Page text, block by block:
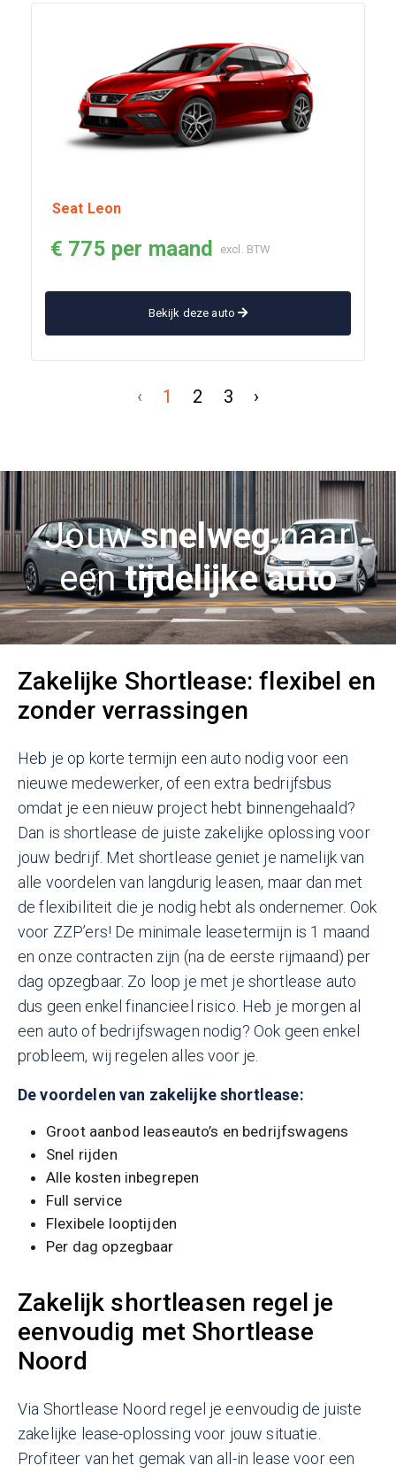
Seat Leon
€ 775 per maand excl. BTW
Bekijk deze auto
‹ 1 2 3 ›
Jouwsnelwegnaar
eentijdelijke auto
Zakelijke Shortlease: flexibel en
zonder verrassingen
Heb je op korte termijn een auto nodig voor een
nieuwe medewerker, of een extra bedrijfsbus
omdat je een nieuw project hebt binnengehaald?
Dan is shortlease de juiste zakelijke oplossing voor
jouw bedrijf. Met shortlease geniet je namelijk van
alle voordelen van langdurig leasen, maar dan met
de flexibiliteit die je nodig hebt als ondernemer. Ook
voor ZZP’ers! De minimale leasetermijn is 1 maand
en onze contracten zijn (na de eerste rijmaand) per
dag opzegbaar. Zo loop je met je shortlease auto
dus geen enkel financieel risico. Heb je morgen al
een auto of bedrijfswagen nodig? Ook geen enkel
probleem, wij regelen alles voor je.
De voordelen van zakelijke shortlease:
Groot aanbod leaseauto’s en bedrijfswagens
Snel rijden
Alle kosten inbegrepen
Full service
Flexibele looptijden
Per dag opzegbaar
Zakelijk shortleasen regel je
eenvoudig met Shortlease
Noord
Via Shortlease Noord regel je eenvoudig de juiste
zakelijke lease-oplossing voor jouw situatie.
Profiteer van het gemak van all-in lease voor een